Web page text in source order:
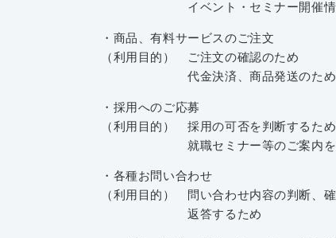
イベント・セミナー開催情報等
・商品、有料サービスのご注文
（利用目的） ご注文の確認のため
代金決済、商品発送のため
・採用へのご応募
（利用目的） 採用の可否を判断するため
就職セミナー等のご案内をお
・各種お問い合わせ
（利用目的） 問い合わせ内容の判断、
返答するため